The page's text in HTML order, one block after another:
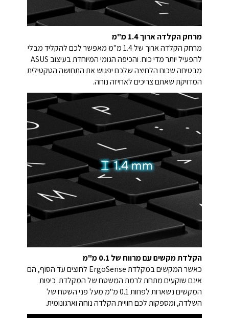
מרחק הקלדה ארוך 1.4 מ"מ
מרחק הקלדה ארוך של 1.4 מ"מ מאפשר לכם להקליד מבלי
להפעיל יותר מדי כוח. והכיפה הגומי המיוחדת בעיצוב ASUS
מבטיחה שכוח הלחיצה שלכם יפגוש את התחושה הטקטילית
המדויקת שאתם צריכים לאחיזה נוחה.
הקלדת מקשים עם מרווח של 0.1 מ"מ
כאשר המקשים במקלדת ErgoSense לחוצים עד הסוף, הם
אינם שוקעים מתחת לרמת המשטח של המקלדת. כיפות
המקשים נשארות לפחות 0.1 מ"מ מעל פני השטח של
השלדה, ומספקות לכם חוויית הקלדה נוחה וארגונומית.